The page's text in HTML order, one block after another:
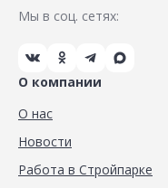
Мы в соц. сетях:
О компании
О нас
Новости
Работа в Стройпарке